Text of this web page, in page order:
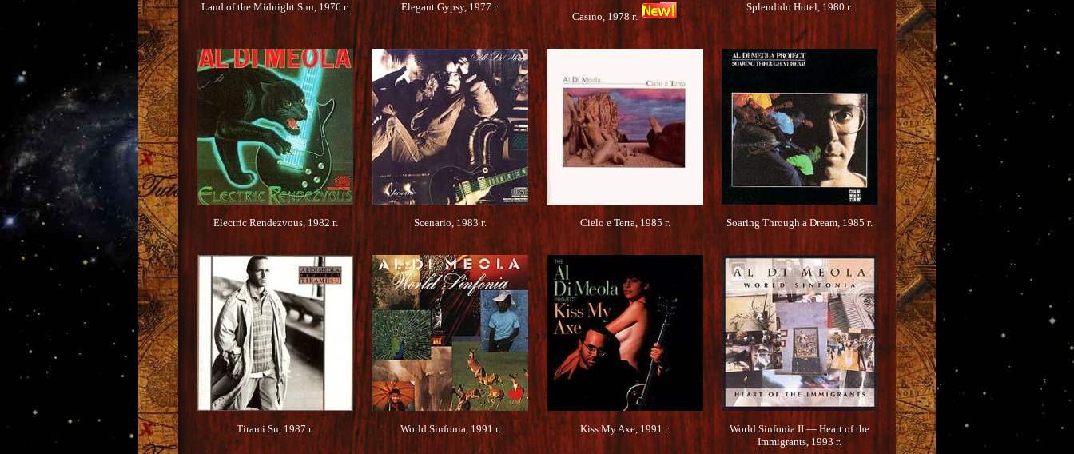
Land of the Midnight Sun, 1976 г.
Elegant Gypsy, 1977 г.
Casino, 1978 г.
Splendido Hotel, 1980 г.
Electric Rendezvous, 1982 г. Scenario, 1983 г. Cielo e Terra, 1985 г. Soaring Through a Dream, 1985 г.
Tirami Su, 1987 г. World Sinfonia, 1991 г. Kiss My Axe, 1991 г.
World Sinfonia II — Heart of the
Immigrants, 1993 г.